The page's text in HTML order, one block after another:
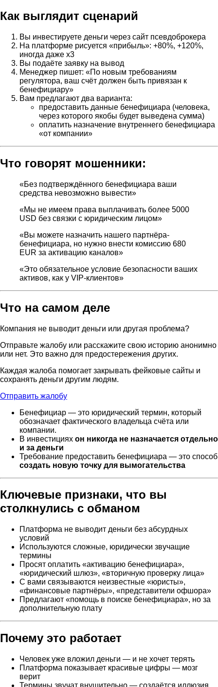
Как выглядит сценарий
Вы инвестируете деньги через сайт псевдоброкера
На платформе рисуется «прибыль»: +80%, +120%,
иногда даже x3
Вы подаёте заявку на вывод
Менеджер пишет: «По новым требованиям
регулятора, ваш счёт должен быть привязан к
бенефициару»
Вам предлагают два варианта:
предоставить данные бенефициара (человека,
через которого якобы будет выведена сумма)
оплатить назначение внутреннего бенефициара
«от компании»
Что говорят мошенники:
«Без подтверждённого бенефициара ваши
средства невозможно вывести»
«Мы не имеем права выплачивать более 5000
USD без связки с юридическим лицом»
«Вы можете назначить нашего партнёра-
бенефициара, но нужно внести комиссию 680
EUR за активацию каналов»
«Это обязательное условие безопасности ваших
активов, как у VIP-клиентов»
Что на самом деле
Компания не выводит деньги или другая проблема?
Отправьте жалобу или расскажите свою историю анонимно
или нет. Это важно для предостережения других.
Каждая жалоба помогает закрывать фейковые сайты и
сохранять деньги другим людям.
Отправить жалобу
Бенефициар — это юридический термин, который
обозначает фактического владельца счёта или
компании.
В инвестициях он никогда не назначается отдельно
и за деньги
Требование предоставить бенефициара — это способ
создать новую точку для вымогательства
Ключевые признаки, что вы
столкнулись с обманом
Платформа не выводит деньги без абсурдных
условий
Используются сложные, юридически звучащие
термины
Просят оплатить «активацию бенефициара»,
«юридический шлюз», «вторичную проверку лица»
С вами связываются неизвестные «юристы»,
«финансовые партнёры», «представители офшора»
Предлагают «помощь в поиске бенефициара», но за
дополнительную плату
Почему это работает
Человек уже вложил деньги — и не хочет терять
Платформа показывает красивые цифры — мозг
верит